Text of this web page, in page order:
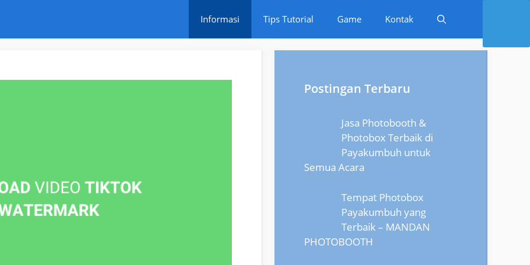
Informasi Tips Tutorial Game Kontak
Postingan Terbaru
Jasa Photobooth &
Photobox Terbaik di
Payakumbuh untuk
Semua Acara
Tempat Photobox
Payakumbuh yang
Terbaik – MANDAN
PHOTOBOOTH